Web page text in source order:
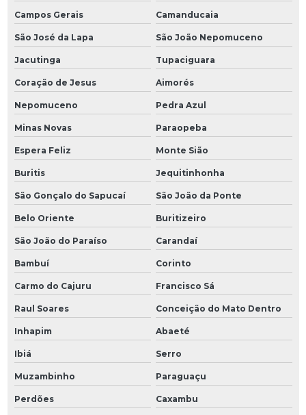
Campos Gerais Camanducaia
São José da Lapa São João Nepomuceno
Jacutinga Tupaciguara
Coração de Jesus Aimorés
Nepomuceno Pedra Azul
Minas Novas Paraopeba
Espera Feliz Monte Sião
Buritis Jequitinhonha
São Gonçalo do Sapucaí São João da Ponte
Belo Oriente Buritizeiro
São João do Paraíso Carandaí
Bambuí Corinto
Carmo do Cajuru Francisco Sá
Raul Soares Conceição do Mato Dentro
Inhapim Abaeté
Ibiá Serro
Muzambinho Paraguaçu
Perdões Caxambu